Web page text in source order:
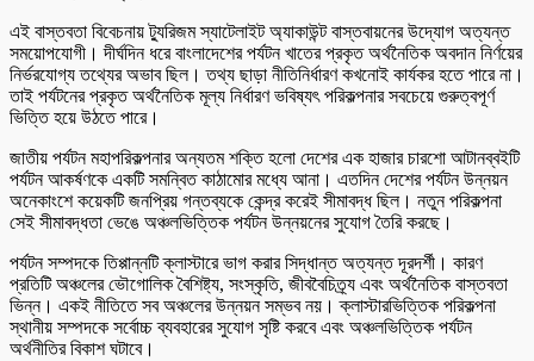
এই বাস্তবতা বিবেচনায় ট্যুরিজম স্যাটেলাইট অ্যাকাউন্ট বাস্তবায়নের উদ্যোগ অত্যন্ত
সময়োপযোগী। দীর্ঘদিন ধরে বাংলাদেশের পর্যটন খাতের প্রকৃত অর্থনৈতিক অবদান নির্ণয়ের
নির্ভরযোগ্য তথ্যের অভাব ছিল। তথ্য ছাড়া নীতিনির্ধারণ কখনোই কার্যকর হতে পারে না।
তাই পর্যটনের প্রকৃত অর্থনৈতিক মূল্য নির্ধারণ ভবিষ্যৎ পরিকল্পনার সবচেয়ে গুরুত্বপূর্ণ
ভিত্তি হয়ে উঠতে পারে।
জাতীয় পর্যটন মহাপরিকল্পনার অন্যতম শক্তি হলো দেশের এক হাজার চারশো আটানব্বইটি
পর্যটন আকর্ষণকে একটি সমন্বিত কাঠামোর মধ্যে আনা। এতদিন দেশের পর্যটন উন্নয়ন
অনেকাংশে কয়েকটি জনপ্রিয় গন্তব্যকে কেন্দ্র করেই সীমাবদ্ধ ছিল। নতুন পরিকল্পনা
সেই সীমাবদ্ধতা ভেঙে অঞ্চলভিত্তিক পর্যটন উন্নয়নের সুযোগ তৈরি করছে।
পর্যটন সম্পদকে তিপ্পান্নটি ক্লাস্টারে ভাগ করার সিদ্ধান্ত অত্যন্ত দূরদর্শী। কারণ
প্রতিটি অঞ্চলের ভৌগোলিক বৈশিষ্ট্য, সংস্কৃতি, জীববৈচিত্র্য এবং অর্থনৈতিক বাস্তবতা
ভিন্ন। একই নীতিতে সব অঞ্চলের উন্নয়ন সম্ভব নয়। ক্লাস্টারভিত্তিক পরিকল্পনা
স্থানীয় সম্পদকে সর্বোচ্চ ব্যবহারের সুযোগ সৃষ্টি করবে এবং অঞ্চলভিত্তিক পর্যটন
অর্থনীতির বিকাশ ঘটাবে।